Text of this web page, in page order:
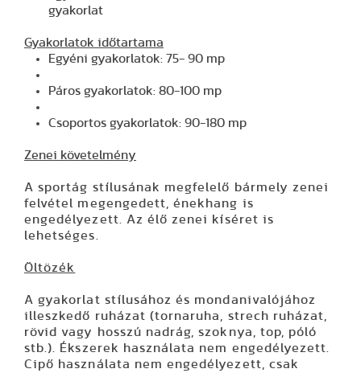
gyakorlat
Gyakorlatok időtartama
Egyéni gyakorlatok: 75- 90 mp
Páros gyakorlatok: 80-100 mp
Csoportos gyakorlatok: 90-180 mp
Zenei követelmény
A sportág stílusának megfelelő bármely zenei
felvétel megengedett, énekhang is
engedélyezett. Az élő zenei kíséret is
lehetséges.
Öltözék
A gyakorlat stílusához és mondanivalójához
illeszkedő ruházat (tornaruha, strech ruházat,
rövid vagy hosszú nadrág, szoknya, top, póló
stb.). Ékszerek használata nem engedélyezett.
Cipő használata nem engedélyezett, csak